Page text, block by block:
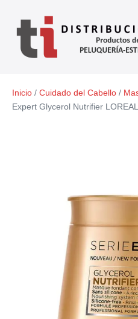
Inicio / Cuidado del Cabello /
Expert Glycerol Nutrifier